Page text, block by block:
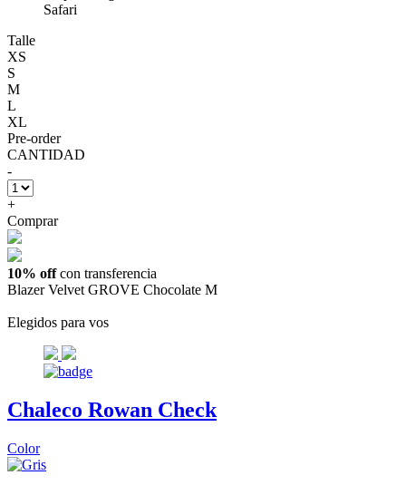
Safari
Talle
XS
S
M
L
XL
Pre-order
CANTIDAD
-
+
Comprar
10% offcon transferencia
Blazer Velvet GROVE Chocolate M
Elegidos para vos
Chaleco Rowan Check
Color